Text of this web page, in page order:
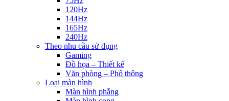
120Hz
144Hz
165Hz
240Hz
Theo nhu cầu sử dụng
Gaming
Đồ họa – Thiết kế
Văn phòng – Phổ thông
Loại màn hình
Màn hình phẳng